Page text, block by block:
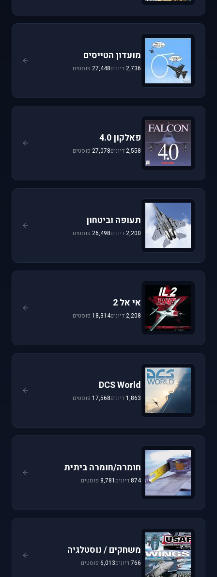
מועדון הטייסים
2,736דיונים27,448 פוסטים
פאלקון 4.0
2,558דיונים27,078 פוסטים
תעופה וביטחון
2,200דיונים26,498 פוסטים
אי אל 2
2,208דיונים18,314 פוסטים
DCS World
1,863דיונים17,568 פוסטים
חומרה/חומרה ביתית
874דיונים 8,781 פוסטים
משחקים / נוסטלגיה
766דיונים6,013 פוסטים